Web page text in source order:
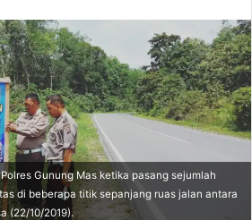
Gunung Mas ketika pasang sejumlah
di beberapa titik sepanjang ruas jalan antara
(22/10/2019).